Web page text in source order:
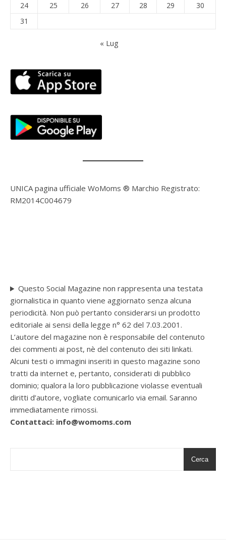
24
25 26 27 28 29
30
31
« Lug
UNICA pagina ufficiale WoMoms ® Marchio Registrato:
RM2014C004679
Questo Social Magazine non rappresenta una testata
giornalistica in quanto viene aggiornato senza alcuna
periodicità. Non può pertanto considerarsi un prodotto
editoriale ai sensi della legge n° 62 del 7.03.2001.
L’autore del magazine non è responsabile del contenuto
dei commenti ai post, nè del contenuto dei siti linkati.
Alcuni testi o immagini inseriti in questo magazine sono
tratti da internet e, pertanto, considerati di pubblico
dominio; qualora la loro pubblicazione violasse eventuali
diritti d’autore, vogliate comunicarlo via email. Saranno
immediatamente rimossi.
Contattaci: info@womoms.com
Cerca